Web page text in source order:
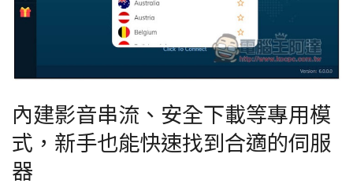
內建影音串流、安全下載等專用模
式，新手也能快速找到合適的伺服
器